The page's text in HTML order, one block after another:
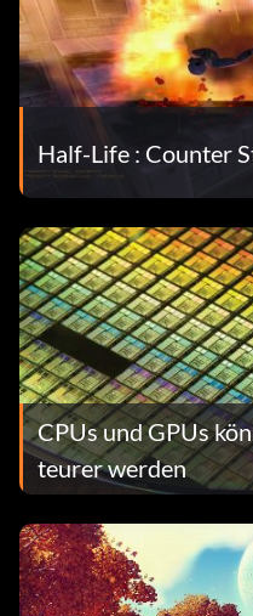
Half-Life : Counter
CPUs und GPUs
teurer werden